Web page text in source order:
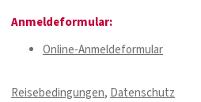
Anmeldeformular:
Online-Anmeldeformular
Reisebedingungen, Datenschutz